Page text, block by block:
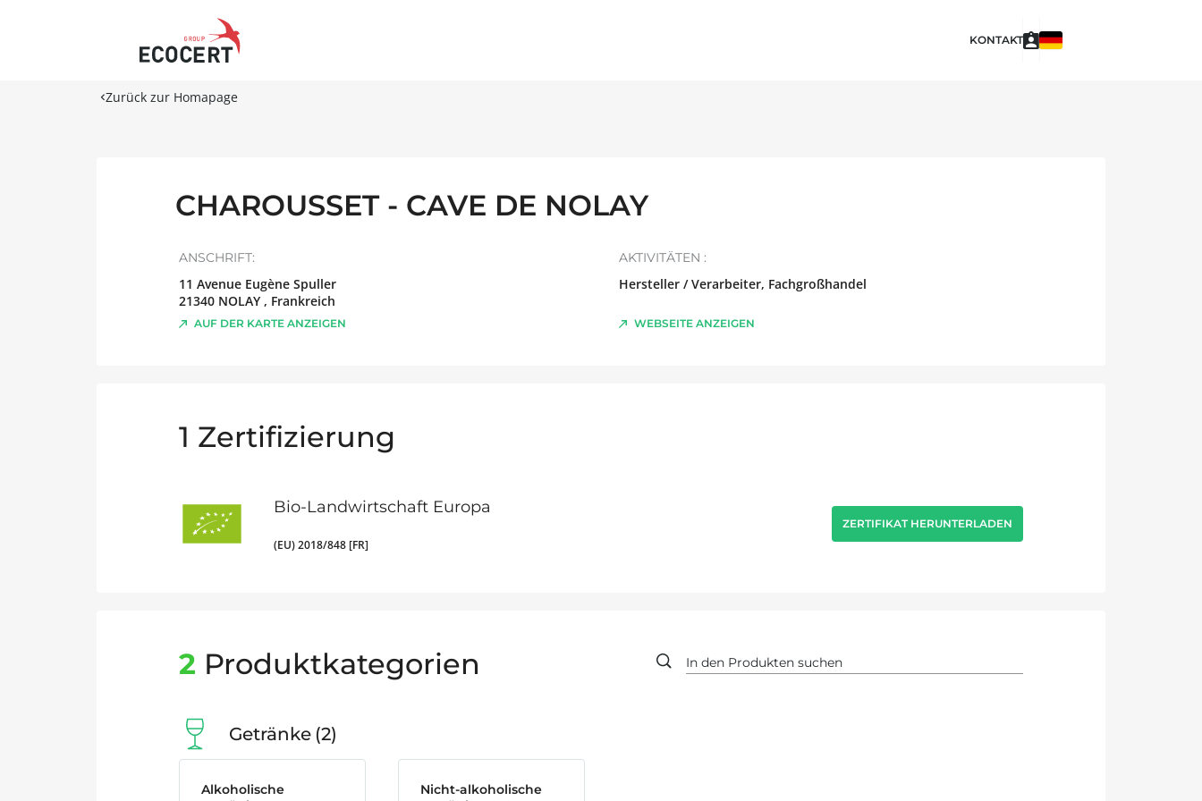
KONTAKT
Zurück zur Homapage
CHAROUSSET - CAVE DE NOLAY
ANSCHRIFT:
11 Avenue Eugène Spuller
21340 NOLAY , Frankreich
AUF DER KARTE ANZEIGEN
AKTIVITÄTEN :
Hersteller / Verarbeiter, Fachgroßhandel
WEBSEITE ANZEIGEN
1 Zertifizierung
Bio-Landwirtschaft Europa
(EU) 2018/848 [FR]
ZERTIFIKAT HERUNTERLADEN
2 Produktkategorien
Getränke 2
Alkoholische
Nicht-alkoholische